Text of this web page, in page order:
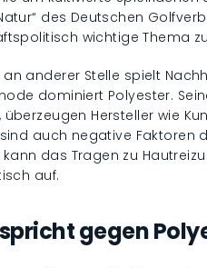
des Deutschen
wichtige Thema
anderer Stelle spielt
dominiert Polyester.
Hersteller wie
auch negative Faktoren
kann das Tragen zu
auf.
gegen